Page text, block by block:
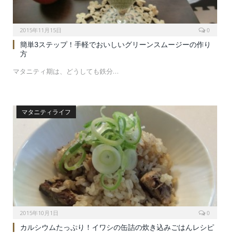
2015年11月15日 0
簡単3ステップ！手軽でおいしいグリーンスムージーの作り
方
マタニティ期は、どうしても鉄分…
マタニティライフ
2015年10月1日 0
カルシウムたっぷり！イワシの缶詰の炊き込みごはんレシピ